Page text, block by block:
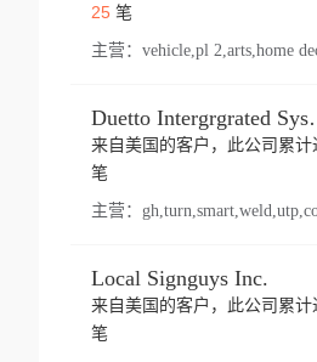
25笔
主营：
Duetto
来自美国的客户，此公司累计
笔
主营：
Local Signguys Inc.
来自美国的客户，此公司累计
笔